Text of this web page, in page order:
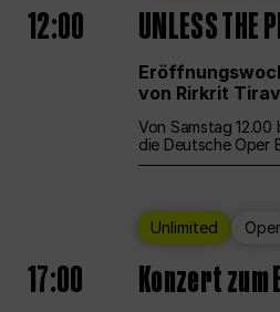
12:00 UNLESS THE
von Rirkrit
Von Samstag 12.00
die Deutsche Oper
Unlimited Oper
17:00 Konzert